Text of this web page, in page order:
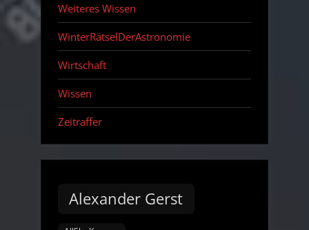
Weiteres Wissen
WinterRätselDerAstronomie
Wirtschaft
Wissen
Zeitraffer
Alexander Gerst